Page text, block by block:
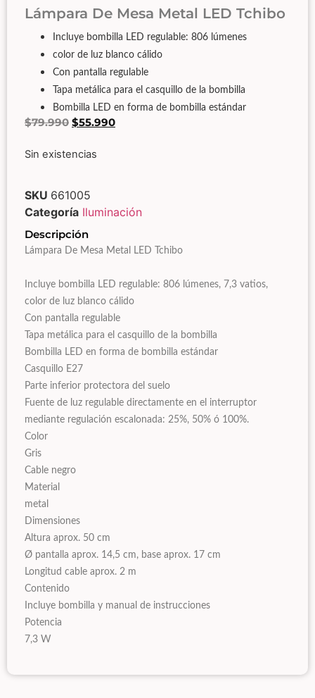
Lámpara De Mesa Metal LED Tchibo
Incluye bombilla LED regulable: 806 lúmenes
color de luz blanco cálido
Con pantalla regulable
Tapa metálica para el casquillo de la bombilla
Bombilla LED en forma de bombilla estándar
$79.990 $55.990
Sin existencias
SKU 661005
Categoría Iluminación
Descripción
Lámpara De Mesa Metal LED Tchibo
Incluye bombilla LED regulable: 806 lúmenes, 7,3 vatios,
color de luz blanco cálido
Con pantalla regulable
Tapa metálica para el casquillo de la bombilla
Bombilla LED en forma de bombilla estándar
Casquillo E27
Parte inferior protectora del suelo
Fuente de luz regulable directamente en el interruptor
mediante regulación escalonada: 25%, 50% ó 100%.
Color
Gris
Cable negro
Material
metal
Dimensiones
Altura aprox. 50 cm
Ø pantalla aprox. 14,5 cm, base aprox. 17 cm
Longitud cable aprox. 2 m
Contenido
Incluye bombilla y manual de instrucciones
Potencia
7,3 W